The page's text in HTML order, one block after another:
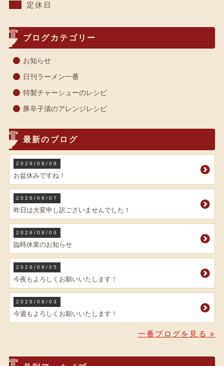
定休日
ブログカテゴリー
お知らせ
日刊ラーメン一番
特製チャーシューのレシピ
豚辛子漬のアレンジレシピ
最新のブログ
2026/08/08
お盆休みですね！
2026/08/07
昨日は大変申し訳ございませんでした！
2026/08/06
臨時休業のお知らせ
2026/08/05
今夜もよろしくお願いいたします！
2026/08/03
今週もよろしくお願いいたします！
一番ブログを見る »